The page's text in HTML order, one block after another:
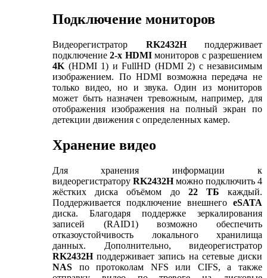
Подключение мониторов
Видеорегистратор RK2432H поддерживает
подключение2-х HDMIмониторов с разрешением
4K (HDMI 1) и FullHD (HDMI 2) с независимым
изображением. По HDMI возможна передача не
только видео, но и звука. Один из мониторов
может быть назначен тревожным, например, для
отображения изображения на полный экран по
детекции движения с определенных камер.
Хранение видео
Для хранения информации к
видеорегистратору RK2432Hможно подключить 4
жёстких диска объёмом до 22 ТБ каждый.
Поддерживается подключение внешнего eSATA
диска. Благодаря поддержке зеркалирования
записей (RAID1) возможно обеспечить
отказоустойчивость локального хранилища
данных. Дополнительно, видеорегистратор
RK2432Hподдерживает запись на сетевые диски
NAS по протоколам NFS или CIFS, а также